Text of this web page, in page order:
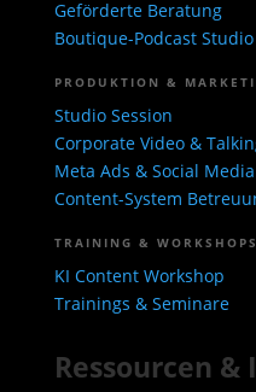
Geförderte Beratung
Boutique-Podcast Studio
PRODUKTION &
Studio Session
Corporate Video &
Meta Ads & Social Media
Content-System
TRAINING & WORKSHOPS
KI Content Workshop
Trainings & Seminare
Ressourcen &